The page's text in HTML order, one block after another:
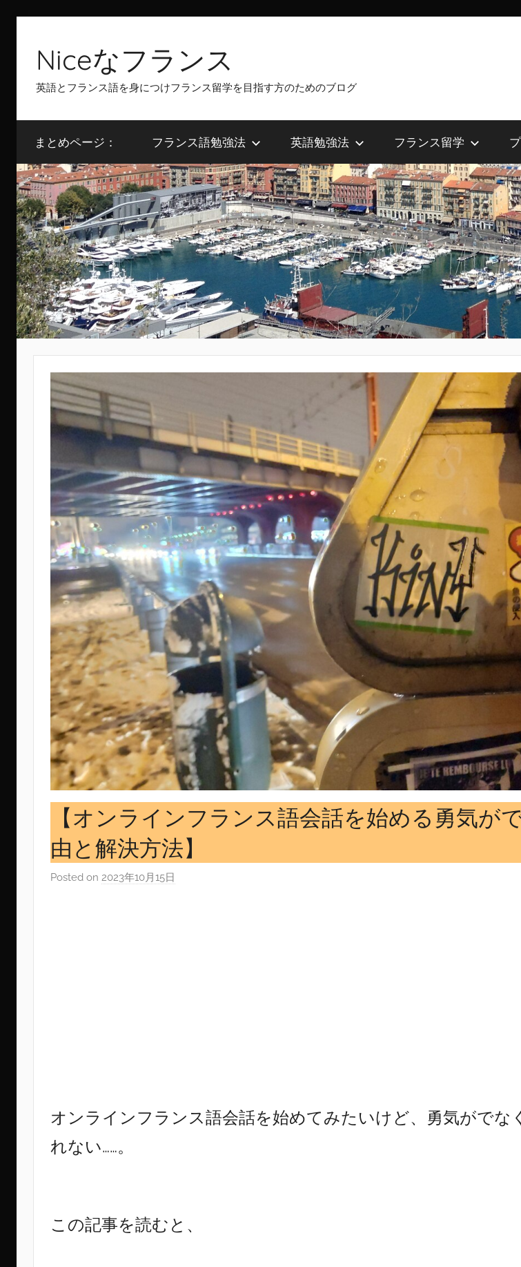
contentNiceなフランス
英語とフランス語を身につけフランス留学を目指す方のためのブログ
まとめページ： フランス語勉強法 英語勉強法 フランス留学
【オンラインフランス語会話を始める勇気が
由と解決方法】
Posted on 2023年10月15日
オンラインフランス語会話を始めてみたいけど、勇気がでな
れない……。
この記事を読むと、